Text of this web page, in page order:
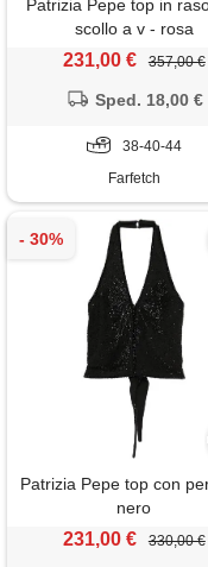
Patrizia Pepe top in
scollo a v - rosa
231,00 € 357,00 €
Sped. 18,00 €
38-40-44
Farfetch
Patrizia Pepe top con
nero
231,00 € 330,00 €